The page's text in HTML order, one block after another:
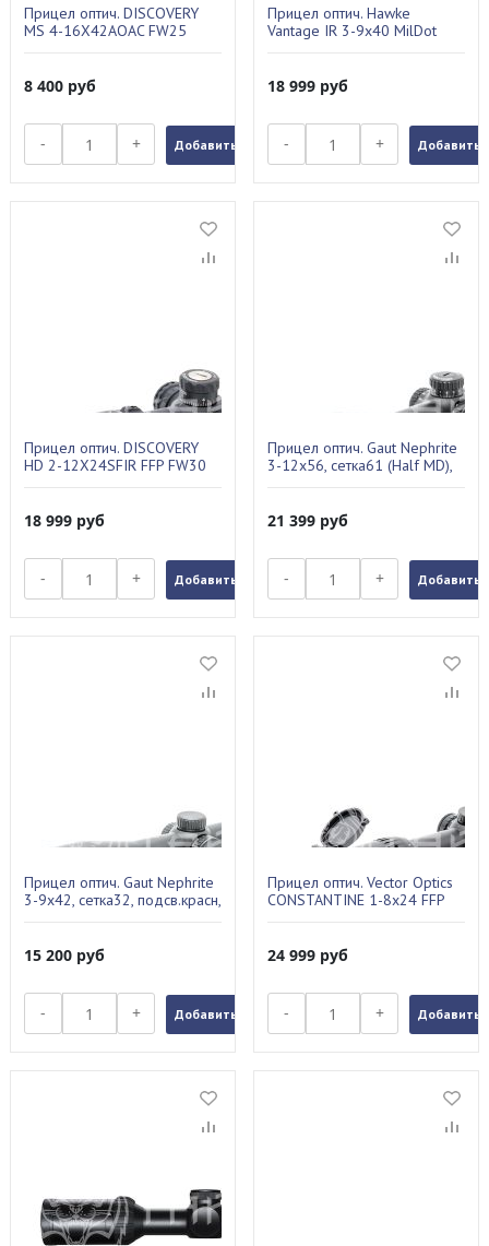
Прицел оптич. DISCOVERY
MS 4-16X42AOAC FW25
8 400 руб
- + Добавить в заказ
Прицел оптич. Hawke
Vantage IR 3-9х40 MilDot
18 999 руб
- + Добавить
Прицел оптич. DISCOVERY
HD 2-12X24SFIR FFP FW30
18 999 руб
- + Добавить в заказ
Прицел оптич. Gaut Nephrite
3-12x56, сетка61 (Half MD),
21 399 руб
- + Добавить
Прицел оптич. Gaut Nephrite
3-9x42, сетка32, подсв.красн,
15 200 руб
- + Добавить в заказ
Прицел оптич. Vector Optics
CONSTANTINE 1-8х24 FFP
24 999 руб
- + Добавить